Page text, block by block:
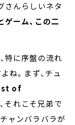
さんらしいネタ
ーム、この二
特に序盤の流れ
ね。まず、チュ
of
それこそ兄弟で
ャンバラバラが